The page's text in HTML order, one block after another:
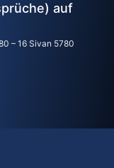
auf
– 16 Sivan 5780